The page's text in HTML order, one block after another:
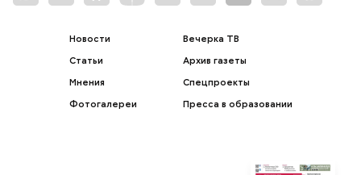
Новости
Статьи
Мнения
Фотогалереи
Вечерка ТВ
Архив газеты
Спецпроекты
Пресса в образовании